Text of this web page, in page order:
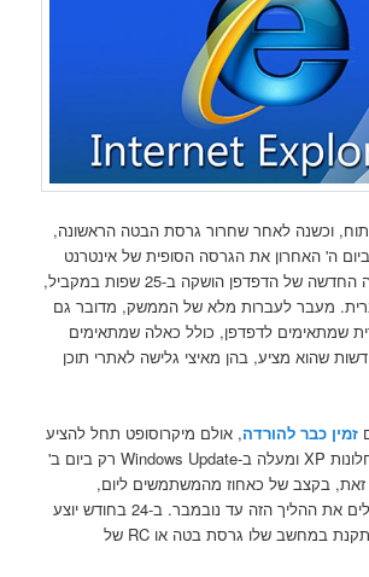
וכשנה לאחר שחרור גרסת הבטה הראשונה,
ביום ה' האחרון את הגרסה הסופית של אינטרנט
אקספלורר 8. הגרסה החדשה של הדפדפן הושקה ב-25 שפות במקביל,
מעבר לעברות מלא של הממשק, מדובר גם
שמתאימים לדפדפן, כולל כאלה שמתאימים
שהוא מציע, בהן מאיצי גלישה לאתרי תוכן
זמין כבר להורדה, אולם מיקרוסופט תחל להציע
אותו לכל משתמשי חלונות XP ומעלה ב-Windows Update רק ביום ב'
23 במרץ. זאת, בקצב של כאחוז מהמשתמשים ליום,
כשהמטרה היא להשלים את ההליך הזה עד נובמבר. ב-24 בחודש יוצע
הדפדפן לכל מי שמותקנת במחשב שלו גרסת בטה או RC של